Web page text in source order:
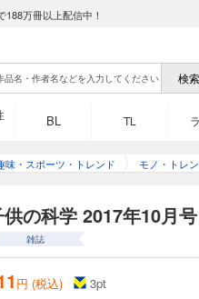
万冊以上配信中！
BL TL
味・スポーツ・トレンド モノ・トレ
の科学 2017年10月号
雑誌
円 (税込) 3pt